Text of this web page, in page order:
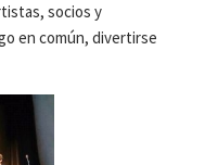
socios y
en común, divertirse